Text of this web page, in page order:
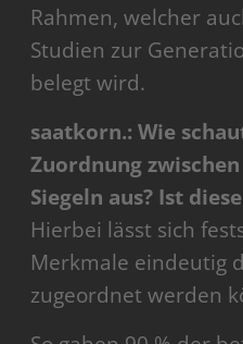
Rahmen, welcher
Studien zur
belegt wird.
saatkorn.: Wie
Zuordnung
Siegeln aus? Ist
Hierbei lässt sich
Merkmale eindeutig
zugeordnet werden